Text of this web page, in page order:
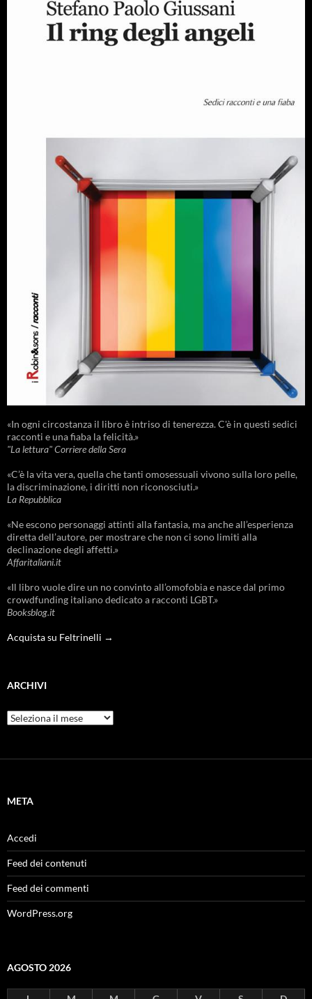
«In ogni circostanza il libro è intriso di tenerezza. C'è in questi sedici
racconti e una fiaba la felicità.»
"La lettura" Corriere della Sera
«C’è la vita vera, quella che tanti omosessuali vivono sulla loro pelle,
la discriminazione, i diritti non riconosciuti.»
La Repubblica
«Ne escono personaggi attinti alla fantasia, ma anche all’esperienza
diretta dell’autore, per mostrare che non ci sono limiti alla
declinazione degli affetti.»
Affaritaliani.it
«Il libro vuole dire un no convinto all’omofobia e nasce dal primo
crowdfunding italiano dedicato a racconti LGBT.»
Booksblog.it
Acquista su Feltrinelli →
ARCHIVI
Archivi
META
Accedi
Feed dei contenuti
Feed dei commenti
WordPress.org
AGOSTO 2026